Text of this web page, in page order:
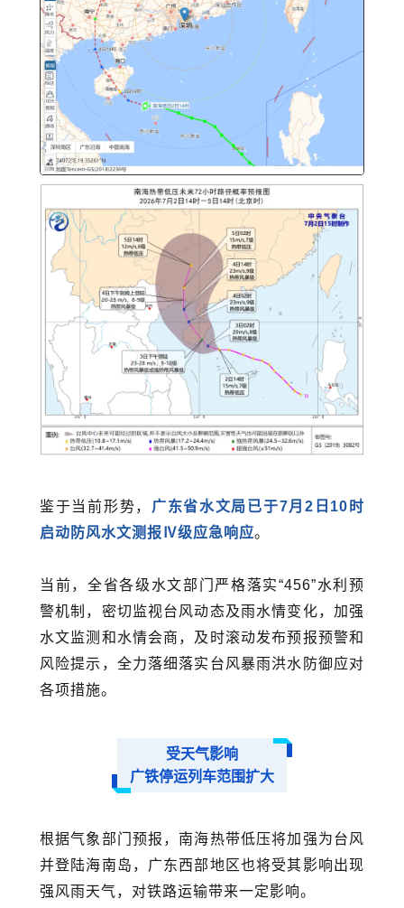
鉴于当前形势， 广东省水文局已于7月2日10时
启动防风水文测报Ⅳ级应急响应。
当前，全省各级水文部门严格落实“456”水利预
警机制，密切监视台风动态及雨水情变化，加强
水文监测和水情会商，及时滚动发布预报预警和
风险提示，全力落细落实台风暴雨洪水防御应对
各项措施。
受天气影响
广铁停运列车范围扩大
根据气象部门预报，南海热带低压将加强为台风
并登陆海南岛，广东西部地区也将受其影响出现
强风雨天气，对铁路运输带来一定影响。